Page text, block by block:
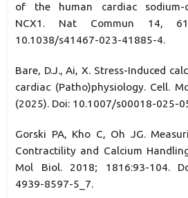
of the human cardiac sodium-
NCX1. Nat Commun 14,
10.1038/s41467-023-41885-4.
Bare, D.J., Ai, X. Stress-Induced
cardiac (Patho)physiology. Cell.
(2025). Doi: 10.1007/s00018-025-
Gorski PA, Kho C, Oh JG.
Contractility and Calcium
Mol Biol. 2018; 1816:93-104.
4939-8597-5_7.